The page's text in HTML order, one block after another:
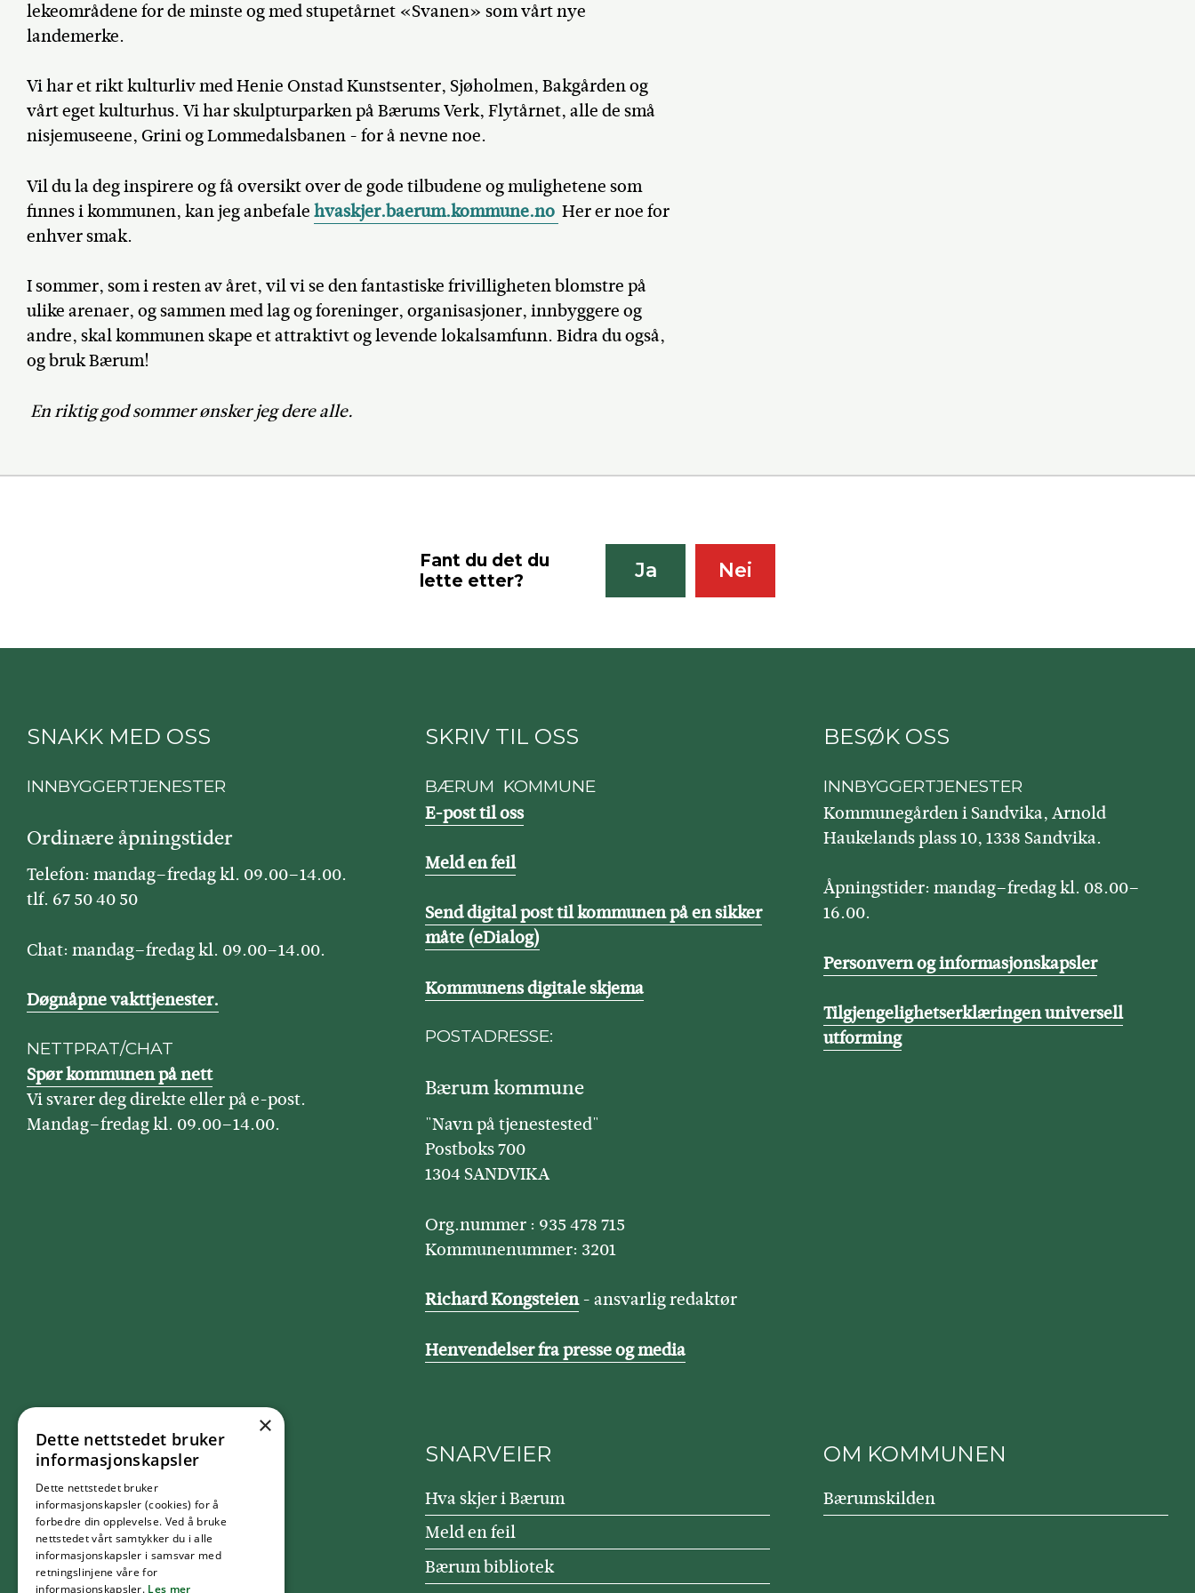
lekeområdene for de minste og med stupetårnet «Svanen» som vårt nye
landemerke.
Vi har et rikt kulturliv med Henie Onstad Kunstsenter, Sjøholmen, Bakgården og
vårt eget kulturhus. Vi har skulpturparken på Bærums Verk, Flytårnet, alle de små
nisjemuseene, Grini og Lommedalsbanen - for å nevne noe.
Vil du la deg inspirere og få oversikt over de gode tilbudene og mulighetene som
finnes i kommunen, kan jeg anbefalehvaskjer.baerum.kommune.no Her er noe for
enhver smak.
I sommer, som i resten av året, vil vi se den fantastiske frivilligheten blomstre på
ulike arenaer, og sammen med lag og foreninger, organisasjoner, innbyggere og
andre, skal kommunen skape et attraktivt og levende lokalsamfunn. Bidra du også,
og bruk Bærum!
En riktig god sommer ønsker jeg dere alle.
Fant du det du
lette etter?
Ja Nei
SNAKK MED OSS
INNBYGGERTJENESTER
Ordinære åpningstider
Telefon: mandag–fredag kl. 09.00–14.00.
tlf. 67 50 40 50
Chat: mandag–fredag kl. 09.00–14.00.
Døgnåpne vakttjenester.
NETTPRAT/CHAT
Spør kommunen på nett
Vi svarer deg direkte eller på e-post.
Mandag–fredag kl. 09.00–14.00.
SKRIV TIL OSS
BÆRUM KOMMUNE
E-post til oss
Meld en feil
Send digital post til kommunen på en sikker
måte (eDialog)
Kommunens digitale skjema
POSTADRESSE:
Bærum kommune
"Navn på tjenestested"
Postboks 700
1304 SANDVIKA
Org.nummer : 935 478 715
Kommunenummer: 3201
Richard Kongsteien- ansvarlig redaktør
Henvendelser fra presse og media
BESØK OSS
INNBYGGERTJENESTER
Kommunegården i Sandvika, Arnold
Haukelands plass 10, 1338 Sandvika.
Åpningstider: mandag–fredag kl. 08.00–
16.00.
Personvern og informasjonskapsler
Tilgjengelighetserklæringen universell
utforming
FØLG OSS
Facebook
YouTube
SNARVEIER
Hva skjer i Bærum
Meld en feil
Bærum bibliotek
OM KOMMUNEN
Bærumskilden
×
Dette nettstedet bruker
informasjonskapsler
Dette nettstedet bruker
informasjonskapsler (cookies) for å
forbedre din opplevelse. Ved å bruke
nettstedet vårt samtykker du i alle
informasjonskapsler i samsvar med
retningslinjene våre for
informasjonskapsler. Les mer